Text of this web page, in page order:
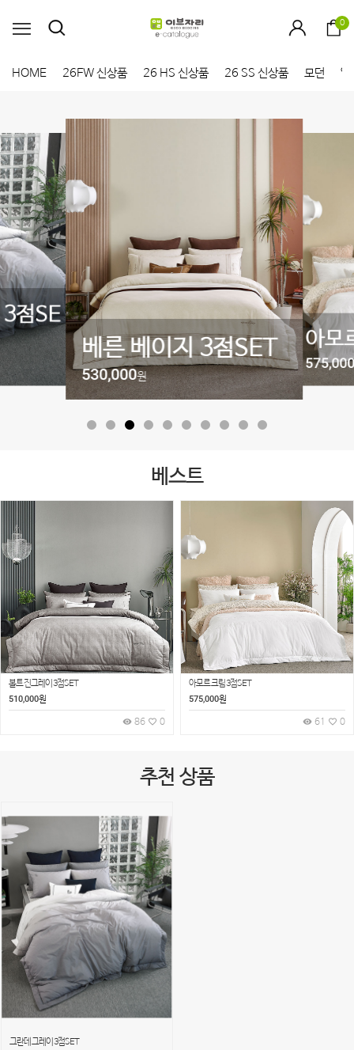
0
HOME 26FW 신상품 26 HS 신상품 26 SS 신상품 모던 엘
점SE
베른 베이지 3점SET
530,000원
아모
575,000
베스트
볼트 진그레이 3점SET
510,000원
remove_red_eye 86 favorite_border 0
아모르 크림 3점SET
575,000원
remove_red_eye 61 favorite_border 0
추천 상품
그란데 그레이 3점SET